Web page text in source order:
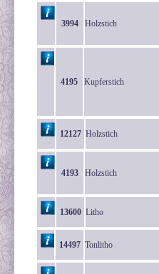
3994 Holzstich
4195 Kupferstich
12127 Holzstich
4193 Holzstich
13600 Litho
14497 Tonlitho